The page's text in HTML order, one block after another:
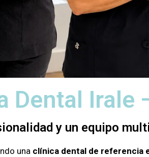
Dental Irale
y un equipo
una clínica dental de referencia